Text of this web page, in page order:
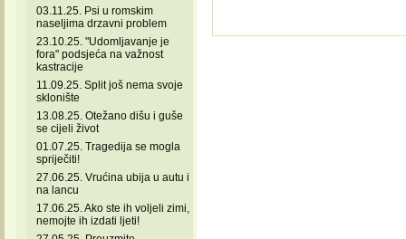
03.11.25. Psi u romskim
naseljima drzavni problem
23.10.25. "Udomljavanje je
fora" podsjeća na važnost
kastracije
11.09.25. Split još nema svoje
sklonište
13.08.25. Otežano dišu i guše
se cijeli život
01.07.25. Tragedija se mogla
spriječiti!
27.06.25. Vrućina ubija u autu i
na lancu
17.06.25. Ako ste ih voljeli zimi,
nemojte ih izdati ljeti!